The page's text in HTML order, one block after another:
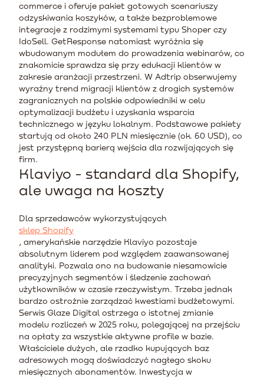
commerce i oferuje pakiet gotowych scenariuszy
odzyskiwania koszyków, a także bezproblemowe
integracje z rodzimymi systemami typu Shoper czy
IdoSell. GetResponse natomiast wyróżnia się
wbudowanym modułem do prowadzenia webinarów, co
znakomicie sprawdza się przy edukacji klientów w
zakresie aranżacji przestrzeni. W Adtrip obserwujemy
wyraźny trend migracji klientów z drogich systemów
zagranicznych na polskie odpowiedniki w celu
optymalizacji budżetu i uzyskania wsparcia
technicznego w języku lokalnym. Podstawowe pakiety
startują od około 240 PLN miesięcznie (ok. 60 USD), co
jest przystępną barierą wejścia dla rozwijających się
firm.
Klaviyo - standard dla Shopify,
ale uwaga na koszty
Dla sprzedawców wykorzystujących
sklep Shopify
, amerykańskie narzędzie Klaviyo pozostaje
absolutnym liderem pod względem zaawansowanej
analityki. Pozwala ono na budowanie niesamowicie
precyzyjnych segmentów i śledzenie zachowań
użytkowników w czasie rzeczywistym. Trzeba jednak
bardzo ostrożnie zarządzać kwestiami budżetowymi.
Serwis Glaze Digital ostrzega o istotnej zmianie
modelu rozliczeń w 2025 roku, polegającej na przejściu
na opłaty za wszystkie aktywne profile w bazie.
Właściciele dużych, ale rzadko kupujących baz
adresowych mogą doświadczyć nagłego skoku
miesięcznych abonamentów. Inwestycja w